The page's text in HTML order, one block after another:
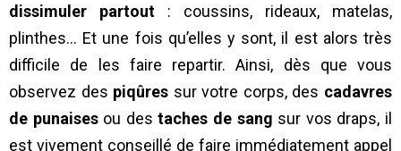
dissimuler partout : coussins, rideaux, matelas,
plinthes… Et une fois qu’elles y sont, il est alors très
difficile de les faire repartir. Ainsi, dès que vous
observez des piqûres sur votre corps, des cadavres
de punaisesou destaches de sang sur vos draps, il
est vivement conseillé de faire immédiatement appel